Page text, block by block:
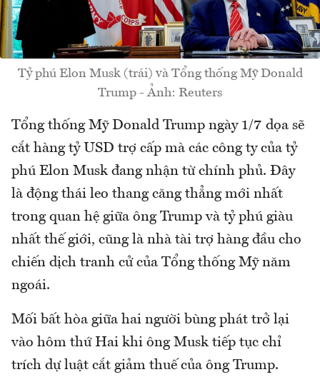
Tỷ phú Elon Musk (trái) và Tổng thống Mỹ Donald
Trump - Ảnh: Reuters
Tổng thống Mỹ Donald Trump ngày 1/7 dọa sẽ
cắt hàng tỷ USD trợ cấp mà các công ty của tỷ
phú Elon Musk đang nhận từ chính phủ. Đây
là động thái leo thang căng thẳng mới nhất
trong quan hệ giữa ông Trump và tỷ phú giàu
nhất thế giới, cũng là nhà tài trợ hàng đầu cho
chiến dịch tranh cử của Tổng thống Mỹ năm
ngoái.
Mối bất hòa giữa hai người bùng phát trở lại
vào hôm thứ Hai khi ông Musk tiếp tục chỉ
trích dự luật cắt giảm thuế của ông Trump.